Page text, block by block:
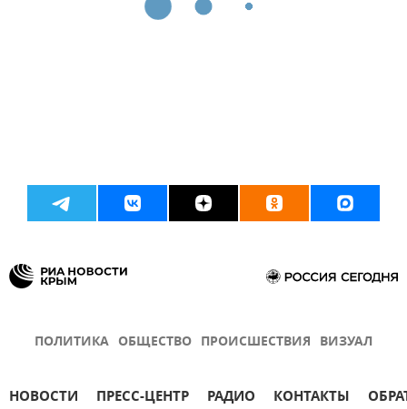
ПОЛИТИКА ОБЩЕСТВО ПРОИСШЕСТВИЯ ВИЗУАЛ
НОВОСТИ ПРЕСС-ЦЕНТР РАДИО КОНТАКТЫ